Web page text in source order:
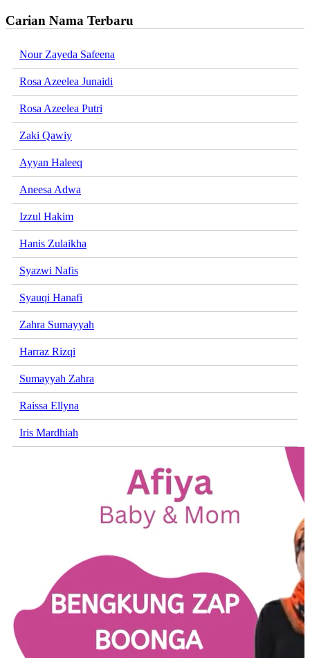
Carian Nama Terbaru
Nour Zayeda Safeena
Rosa Azeelea Junaidi
Rosa Azeelea Putri
Zaki Qawiy
Ayyan Haleeq
Aneesa Adwa
Izzul Hakim
Hanis Zulaikha
Syazwi Nafis
Syauqi Hanafi
Zahra Sumayyah
Harraz Rizqi
Sumayyah Zahra
Raissa Ellyna
Iris Mardhiah